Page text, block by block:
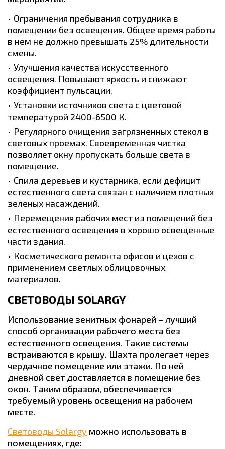
Ограничения пребывания сотрудника в
помещении без освещения. Общее время работы
в нем не должно превышать 25% длительности
смены.
Улучшения качества искусственного
освещения. Повышают яркость и снижают
коэффициент пульсации.
Установки источников света с цветовой
температурой 2400-6500 К.
Регулярного очищения загрязненных стекол в
световых проемах. Своевременная чистка
позволяет окну пропускать больше света в
помещение.
Спила деревьев и кустарника, если дефицит
естественного света связан с наличием плотных
зеленых насаждений.
Перемещения рабочих мест из помещений без
естественного освещения в хорошо освещенные
части здания.
Косметического ремонта офисов и цехов с
применением светлых облицовочных
материалов.
СВЕТОВОДЫ SOLARGY
Использование зенитных фонарей – лучший
способ организации рабочего места без
естественного освещения. Такие системы
встраиваются в крышу. Шахта пролегает через
чердачное помещение или этажи. По ней
дневной свет доставляется в помещение без
окон. Таким образом, обеспечивается
требуемый уровень освещения на рабочем
месте.
Световоды Solargy можно использовать в
помещениях, где: